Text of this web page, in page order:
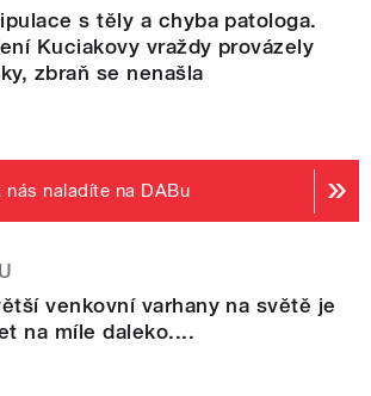
s těly a chyba patologa.
Kuciakovy vraždy provázely
zbraň se nenašla
nás naladíte na DABu
venkovní varhany na světě je
na míle daleko....